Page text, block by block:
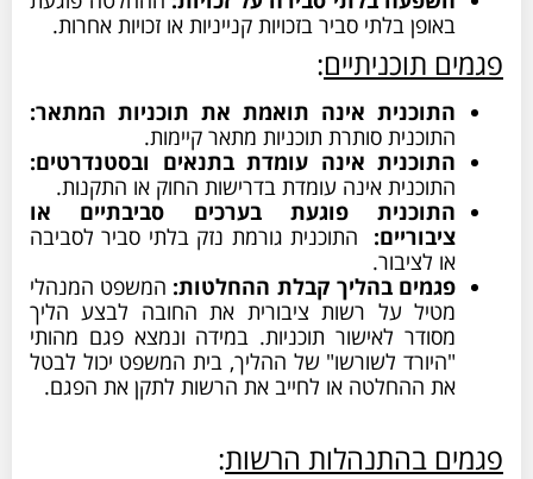
באופן בלתי סביר בזכויות קנייניות או זכויות אחרות.
תוכניתיים:
התוכנית אינה תואמת את תוכניות המתאר:
התוכנית סותרת תוכניות מתאר קיימות.
התוכנית אינה עומדת בתנאים ובסטנדרטים:
התוכנית אינה עומדת בדרישות החוק או התקנות.
התוכנית פוגעת בערכים סביבתיים או
ציבוריים:התוכנית גורמת נזק בלתי סביר לסביבה
או לציבור.
בהליך קבלת ההחלטות:המשפט המנהלי
מטיל על רשות ציבורית את החובה לבצע הליך
מסודר לאישור תוכניות. במידה ונמצא פגם מהותי
"היורד לשורשו" של ההליך, בית המשפט יכול לבטל
את ההחלטה או לחייב את הרשות לתקן את הפגם.
בהתנהלות הרשות :